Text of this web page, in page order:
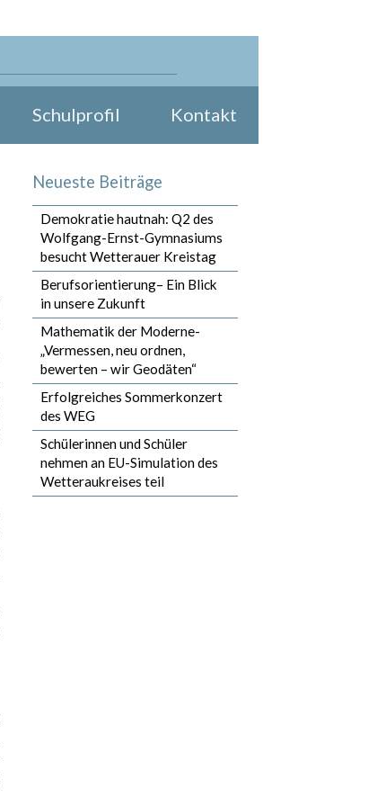
Schulprofil Kontakt
Neueste Beiträge
Demokratie hautnah: Q2 des
Wolfgang-Ernst-Gymnasiums
besucht Wetterauer Kreistag
Berufsorientierung– Ein Blick
in unsere Zukunft
Mathematik der Moderne-
„Vermessen, neu ordnen,
bewerten – wir Geodäten“
Erfolgreiches Sommerkonzert
des WEG
Schülerinnen und Schüler
nehmen an EU-Simulation des
Wetteraukreises teil